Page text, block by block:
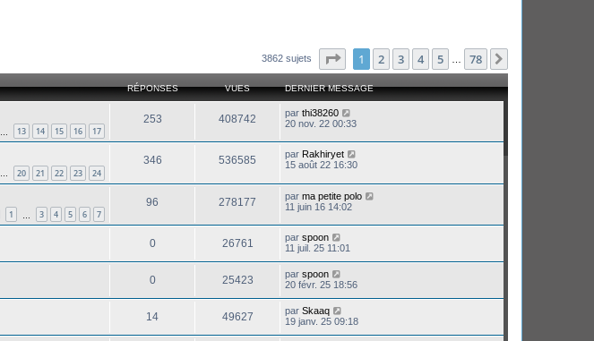
3862 sujets Page sur78
1 2 3 4 5 78
RÉPONSES VUES DERNIER MESSAGE
13 14 15 16 17
253 408742 par thi38260
20 nov. 22 00:33
… 20 21 22 23 24
346 536585 par Rakhiryet
15 août 22 16:30
1 3 4 5 6 7
96 278177 par ma petite polo
11 juin 16 14:02
0 26761 par spoon
11 juil. 25 11:01
0 25423 par spoon
20 févr. 25 18:56
14 49627 par Skaaq
19 janv. 25 09:18